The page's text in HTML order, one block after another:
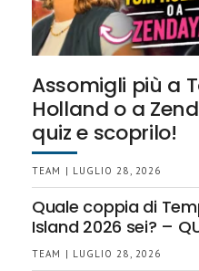
Assomigli più a
Holland o a
quiz e scoprilo!
TEAM | LUGLIO 28, 2026
Quale coppia di
Island 2026 sei? –
TEAM | LUGLIO 28, 2026